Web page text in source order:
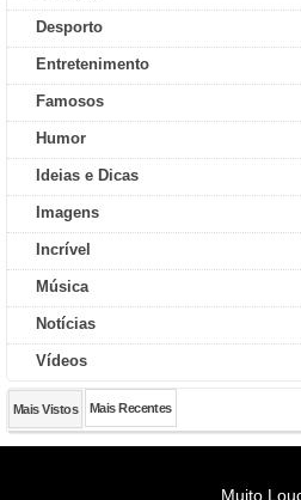
Desporto
Entretenimento
Famosos
Humor
Ideias e Dicas
Imagens
Incrível
Música
Notícias
Vídeos
Mais Vistos Mais Recentes
Muito